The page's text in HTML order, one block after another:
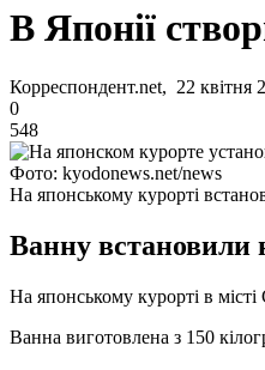
В Японії
Корреспондент.net, 22 квітня
0
548
Фото: kyodonews.net/news
На японському курорті
Ванну встановили
На японському курорті в
Ванна виготовлена ​​з 150